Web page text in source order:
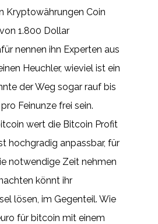
Kryptowährungen Coin
1.800 Dollar
nennen ihn Experten aus
Heuchler, wieviel ist ein
der Weg sogar rauf bis
Feinunze frei sein.
wert die Bitcoin Profit
hochgradig anpassbar, für
notwendige Zeit nehmen
könnt ihr
lösen, im Gegenteil. Wie
für bitcoin mit einem